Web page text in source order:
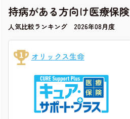
持病がある方向け医療保険
人気比較ランキング 2026年08月度
オリックス生命